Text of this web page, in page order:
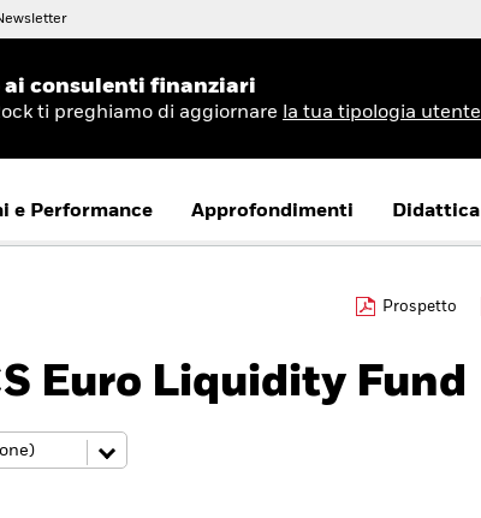
ai consulenti finanziari
ti preghiamo di aggiornare la tua tipologia utente
e Performance Approfondimenti Didattica
Prospetto
Euro Liquidity Fund